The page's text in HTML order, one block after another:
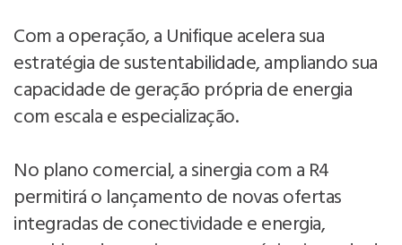
Com a operação, a Unifique acelera sua
estratégia de sustentabilidade, ampliando sua
capacidade de geração própria de energia
com escala e especialização.
No plano comercial, a sinergia com a R4
permitirá o lançamento de novas ofertas
integradas de conectividade e energia,